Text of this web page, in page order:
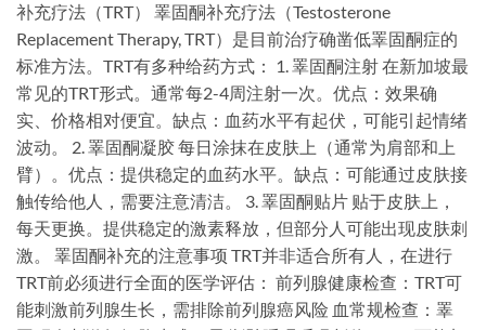
补充疗法（TRT） 睪固酮补充疗法（Testosterone
Replacement Therapy, TRT）是目前治疗确凿低睪固酮症的
标准方法。TRT有多种给药方式： 1. 睪固酮注射 在新加坡最
常见的TRT形式。通常每2-4周注射一次。优点：效果确
实、价格相对便宜。缺点：血药水平有起伏，可能引起情绪
波动。 2. 睪固酮凝胶 每日涂抹在皮肤上（通常为肩部和上
臂）。优点：提供稳定的血药水平。缺点：可能通过皮肤接
触传给他人，需要注意清洁。 3. 睪固酮贴片 贴于皮肤上，
每天更换。提供稳定的激素释放，但部分人可能出现皮肤刺
激。 睪固酮补充的注意事项 TRT并非适合所有人，在进行
TRT前必须进行全面的医学评估： 前列腺健康检查：TRT可
能刺激前列腺生长，需排除前列腺癌风险 血常规检查：睪